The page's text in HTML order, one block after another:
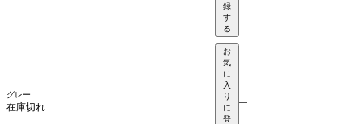
録
す
る
グレー
在庫切れ
お
気
に
入
り
に
登
—